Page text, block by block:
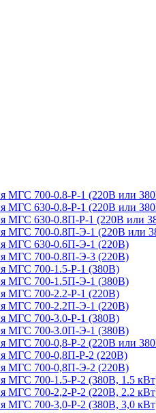
МГС 700-0.8-Р-1 (220В или
МГС 630-0.8-Р-1 (220В или
МГС 630-0.8П-Р-1 (220В или
МГС 700-0.8П-Э-1 (220В или
МГС 630-0.6П-Э-1 (220В)
МГС 700-0.8П-Э-3 (220В)
МГС 700-1.5-Р-1 (380В)
МГС 700-1.5П-Э-1 (380В)
МГС 700-2.2-Р-1 (220В)
МГС 700-2.2П-Э-1 (220В)
МГС 700-3.0-Р-1 (380В)
МГС 700-3.0П-Э-1 (380В)
МГС 700-0,8-Р-2 (220В или
МГС 700-0,8П-Р-2 (220В)
МГС 700-0,8П-Э-2 (220В)
МГС 700-1.5-Р-2 (380В, 1.5
МГС 700-2,2-Р-2 (220В, 2.2
МГС 700-3,0-Р-2 (380В, 3,0